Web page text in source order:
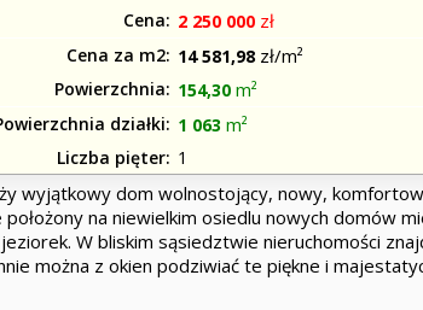
Cena
2 250 000 zł
Cena za m2 14 581,98 zł/m²
Powierzchnia 154,30 m²
działki 1 063 m²
Liczba pięter 1
wyjątkowy dom wolnostojący, nowy,
na niewielkim osiedlu nowych domów
W bliskim sąsiedztwie nieruchomości
można z okien podziwiać te piękne i